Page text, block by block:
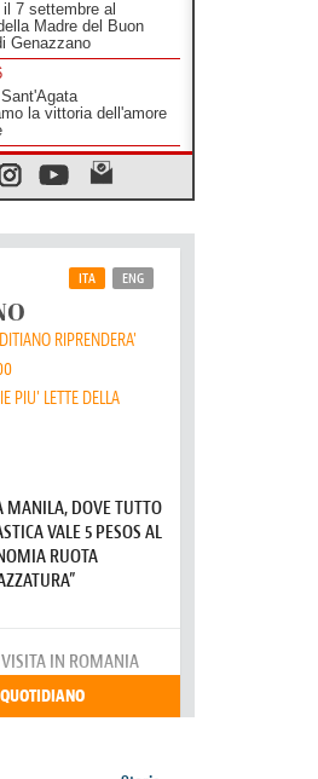
7 settembre al
Madre del Buon
Genazzano
la vittoria dell'amore
Reina: Cristo non abita
potere ma si
senzatetto
la comunicazione al
Vangelo
2026, i giovani
la paura
Turchia e Pakistan
nuova alleanza
Oriente